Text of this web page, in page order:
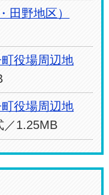
田野地区）
役場周辺地
役場周辺地
／1.25MB